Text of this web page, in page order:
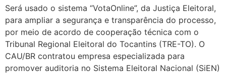
Será usado o sistema “VotaOnline”, da Justiça Eleitoral,
para ampliar a segurança e transparência do processo,
por meio de acordo de cooperação técnica com o
Tribunal Regional Eleitoral do Tocantins (TRE-TO). O
CAU/BR contratou empresa especializada para
promover auditoria no Sistema Eleitoral Nacional (SiEN)